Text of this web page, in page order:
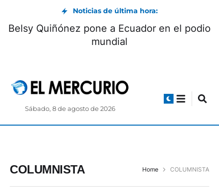
Noticias de última hora:
Belsy Quiñónez pone a Ecuador en el podio
mundial
Sábado, 8 de agosto de 2026
COLUMNISTA Home COLUMNISTA